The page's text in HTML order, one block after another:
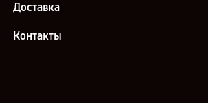
Доставка
Контакты